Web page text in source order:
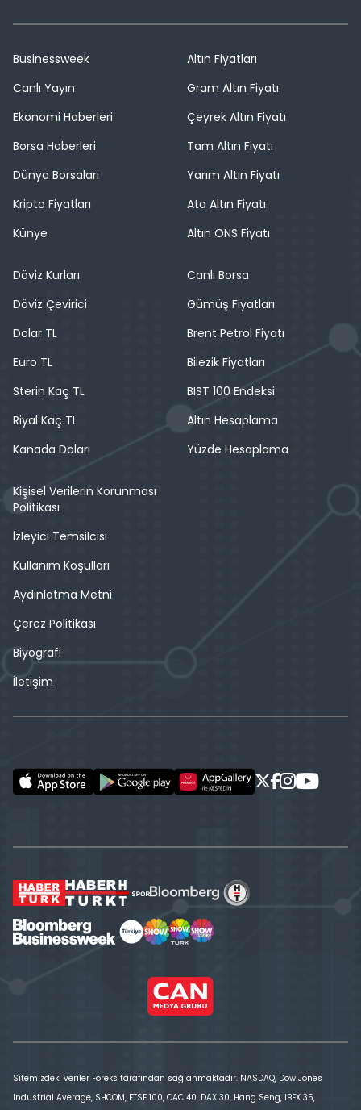
Businessweek
Canlı Yayın
Ekonomi Haberleri
Borsa Haberleri
Dünya Borsaları
Kripto Fiyatları
Künye
Altın Fiyatları
Gram Altın Fiyatı
Çeyrek Altın Fiyatı
Tam Altın Fiyatı
Yarım Altın Fiyatı
Ata Altın Fiyatı
Altın ONS Fiyatı
Döviz Kurları
Döviz Çevirici
Dolar TL
Euro TL
Sterin Kaç TL
Riyal Kaç TL
Kanada Doları
Canlı Borsa
Gümüş Fiyatları
Brent Petrol Fiyatı
Bilezik Fiyatları
BIST 100 Endeksi
Altın Hesaplama
Yüzde Hesaplama
Kişisel Verilerin Korunması
Politikası
İzleyici Temsilcisi
Kullanım Koşulları
Aydınlatma Metni
Çerez Politikası
Biyografi
İletişim
Sitemizdeki veriler Foreks tarafından sağlanmaktadır. NASDAQ, Dow Jones
Industrial Average, SHCOM, FTSE 100, CAC 40, DAX 30, Hang Seng, IBEX 35,